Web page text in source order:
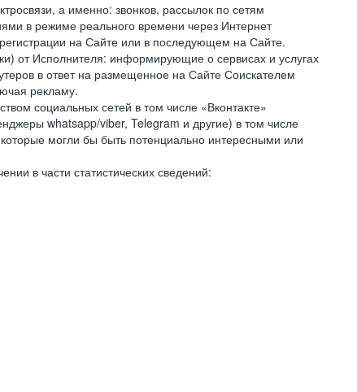
а именно: звонков, рассылок по сетям
в режиме реального времени через Интернет
на Сайте или в последующем на Сайте.
от Исполнителя: информирующие о сервисах и услугах
в ответ на размещенное на Сайте Соискателем
рекламу.
социальных сетей в том числе «Вконтакте»
whatsapp/viber, Telegram и другие) в том числе
могли бы быть потенциально интересными или
в части статистических сведений: